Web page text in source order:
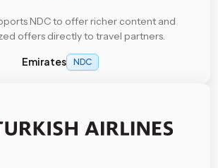
NDC to offer richer content and
offers directly to travel partners.
Emirates NDC